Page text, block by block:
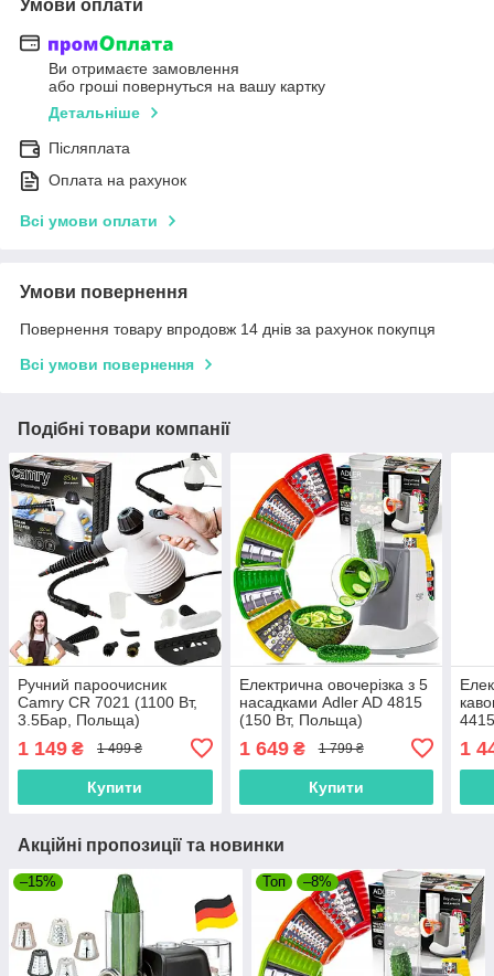
Умови оплати
Ви отримаєте замовлення
або гроші повернуться на вашу картку
Детальніше
Післяплата
Оплата на рахунок
Всі умови оплати
Умови повернення
Повернення товару впродовж 14 днів за рахунок покупця
Всі умови повернення
Подібні товари компанії
Ручний пароочисник
Camry CR 7021 (1100 Вт,
3.5Бар, Польща)
1 149 ₴ 1 499 ₴
Купити
Електрична овочерізка з 5
насадками Adler AD 4815
(150 Вт, Польща)
1 649₴ 1 799 ₴
Купити
1
Акційні пропозиції та новинки
–15% Топ –8%